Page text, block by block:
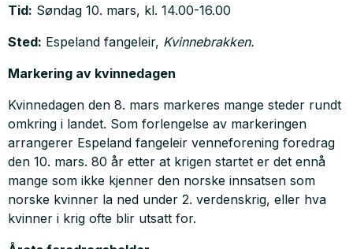
Tid: Søndag 10. mars, kl. 14.00-16.00
Sted: Espeland fangeleir, Kvinnebrakken.
Markering av kvinnedagen
Kvinnedagen den 8. mars markeres mange steder rundt
omkring i landet. Som forlengelse av markeringen
arrangerer Espeland fangeleir venneforening foredrag
den 10. mars. 80 år etter at krigen startet er det ennå
mange som ikke kjenner den norske innsatsen som
norske kvinner la ned under 2. verdenskrig, eller hva
kvinner i krig ofte blir utsatt for.